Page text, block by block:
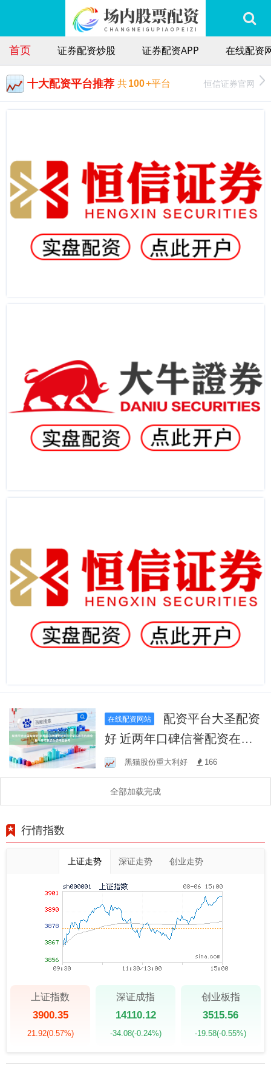
首页 证券配资炒股 证券配资APP 在线配资
十大配资平台推荐 共100+平台 恒信证券官网
在线配资网站
好 近两年口碑信誉配资在中
华区股市的持仓集中度控制
结合结构数据与
黑猫股份重大利好 166
全部加载完成
行情指数
上证走势 深证走势 创业走势
上证指数
3900.35
21.92(0.57%)
深证成指
14110.12
-34.08(-0.24%)
创业板指
3515.56
-19.58(-0.55%)